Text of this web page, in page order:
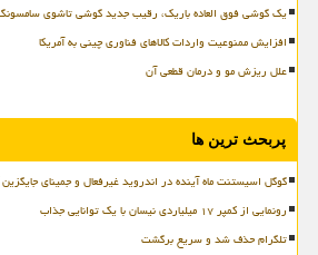
یک گوشی فوق العاده باریک، رقیب جدید گوشی تاشوی
افزایش ممنوعیت واردات کالاهای فناوری چینی به آمریکا
علل ریزش مو و درمان قطعی آن
پربحث ترین ها
گوگل اسیستنت ماه آینده در اندروید غیرفعال و جمینای
رونمایی از کمپر ۱۷ میلیاردی نیسان با یک توانایی جذاب
تلگرام حذف شد و سریع برگشت